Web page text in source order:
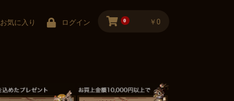
お気に入り ログイン 0 ￥0